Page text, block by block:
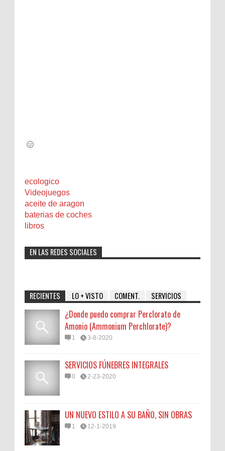
ecologico
Videojuegos
aceite de aragon
baterias de coches
libros
EN LAS REDES SOCIALES
RECIENTES LO + VISTO COMENT. SERVICIOS
¿Donde puedo comprar Perclorato de
Amonio (Ammonium Perchlorate)?
1 3-8-2020
SERVICIOS FÚNEBRES INTEGRALES
0 2-23-2020
UN NUEVO ESTILO A SU BAÑO, SIN OBRAS
1 12-1-2019